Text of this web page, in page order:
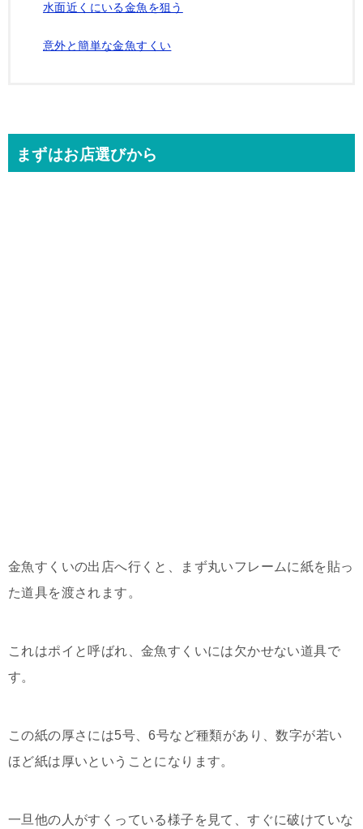
水面近くにいる金魚を狙う
意外と簡単な金魚すくい
まずはお店選びから
金魚すくいの出店へ行くと、まず丸いフレームに紙を貼っ
た道具を渡されます。
これはポイと呼ばれ、金魚すくいには欠かせない道具で
す。
この紙の厚さには5号、6号など種類があり、数字が若い
ほど紙は厚いということになります。
一旦他の人がすくっている様子を見て、すぐに破けていな